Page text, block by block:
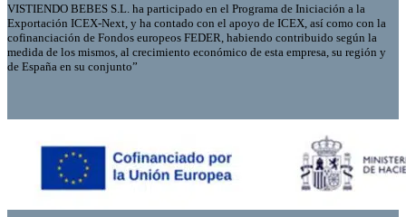
VISTIENDO BEBES S.L. ha participado en el Programa de Iniciación a la
Exportación ICEX-Next, y ha contado con el apoyo de ICEX, así como con la
cofinanciación de Fondos europeos FEDER, habiendo contribuido según la
medida de los mismos, al crecimiento económico de esta empresa, su región y
de España en su conjunto”